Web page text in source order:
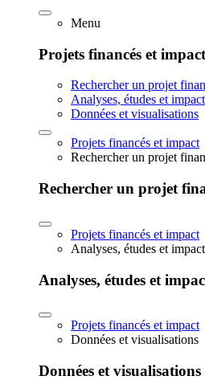
Menu
Projets financés et impact
Rechercher un projet
Analyses, études et impact
Données et visualisations
Projets financés et impact
Rechercher un projet
Rechercher un projet
Projets financés et impact
Analyses, études et impact
Analyses, études et
Projets financés et impact
Données et visualisations
Données et visualisations